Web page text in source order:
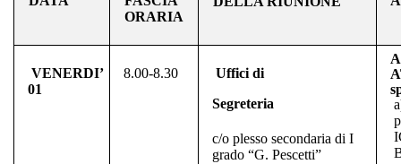
ORARIA
VENERDI’
01
8.00-8.30
Uffici di
Segreteria
c/o plesso secondaria di I
grado “G. Pescetti”